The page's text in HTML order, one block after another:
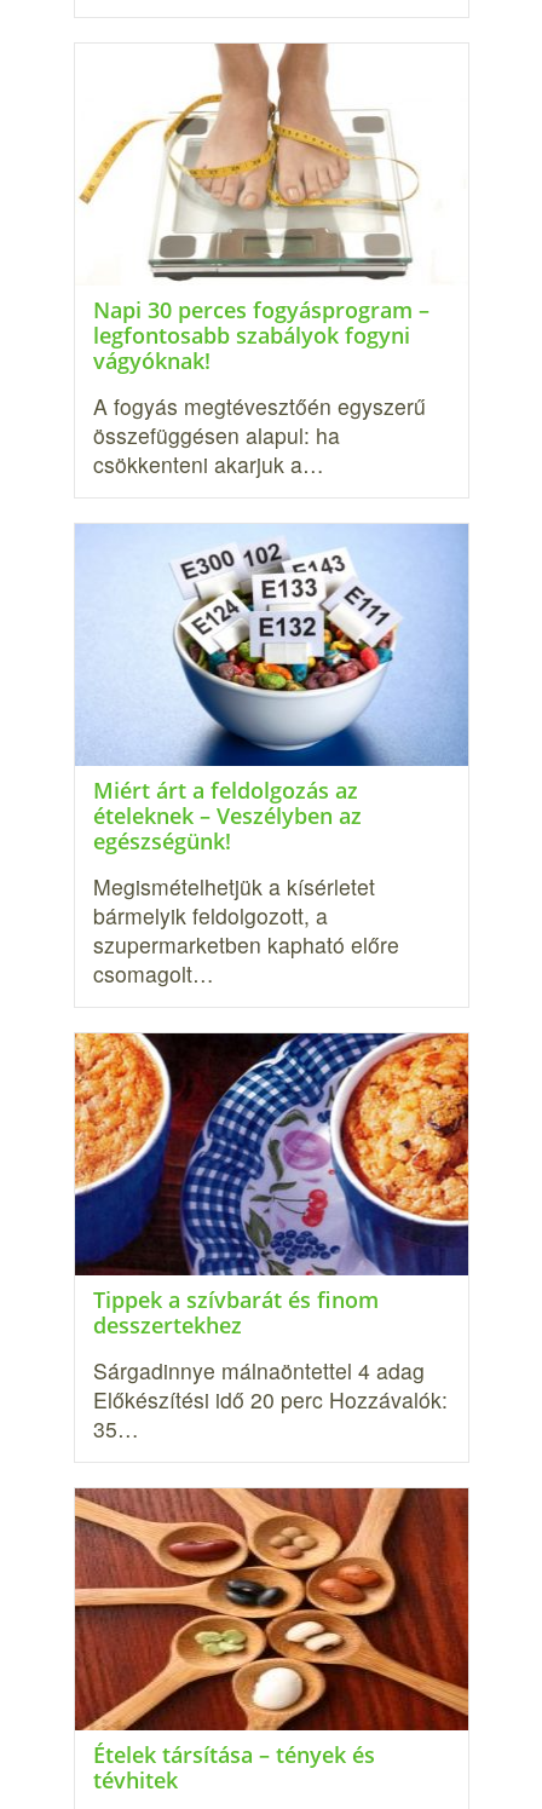
Napi 30 perces fogyásprogram –
legfontosabb szabályok fogyni
vágyóknak!
A fogyás megtévesztőén egyszerű
összefüggésen alapul: ha
csökkenteni akar­juk a…
Miért árt a feldolgozás az
ételeknek – Veszélyben az
egészségünk!
Megismételhetjük a kísérletet
bármelyik fel­dolgozott, a
szupermarketben kapható előre
csoma­golt…
Tippek a szívbarát és finom
desszertekhez
Sárgadinnye málnaöntettel 4 adag
Előkészítési idő 20 perc Hozzávalók:
35…
Ételek társítása – tények és
tévhitek